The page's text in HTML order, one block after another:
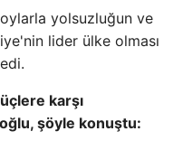
yolsuzluğun ve
lider ülke olması
karşı
şöyle konuştu: